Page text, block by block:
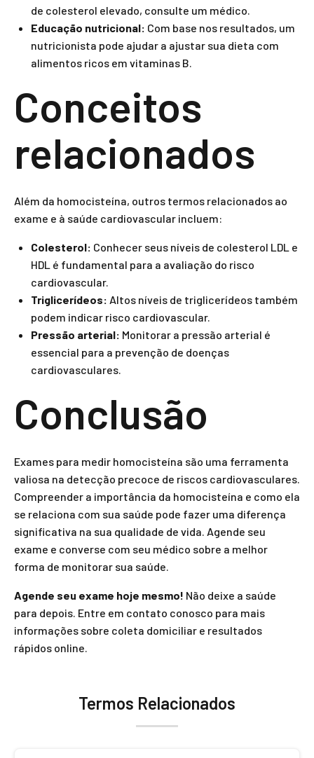
de colesterol elevado, consulte um médico.
Educação nutricional: Com base nos resultados, um
nutricionista pode ajudar a ajustar sua dieta com
alimentos ricos em vitaminas B.
Conceitos
relacionados
Além da homocisteína, outros termos relacionados ao
exame e à saúde cardiovascular incluem:
Colesterol: Conhecer seus níveis de colesterol LDL e
HDL é fundamental para a avaliação do risco
cardiovascular.
Triglicerídeos: Altos níveis de triglicerídeos também
podem indicar risco cardiovascular.
Pressão arterial: Monitorar a pressão arterial é
essencial para a prevenção de doenças
cardiovasculares.
Conclusão
Exames para medir homocisteína são uma ferramenta
valiosa na detecção precoce de riscos cardiovasculares.
Compreender a importância da homocisteína e como ela
se relaciona com sua saúde pode fazer uma diferença
significativa na sua qualidade de vida. Agende seu
exame e converse com seu médico sobre a melhor
forma de monitorar sua saúde.
Agende seu exame hoje mesmo! Não deixe a saúde
para depois. Entre em contato conosco para mais
informações sobre coleta domiciliar e resultados
rápidos online.
Termos Relacionados